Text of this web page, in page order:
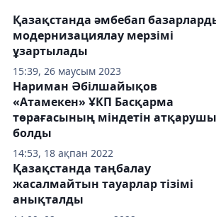
15:39, 26 маусым 2023
Қазақстанда әмбебап
модернизациялау мерзімі
ұзартылады
14:53, 18 ақпан 2022
Нариман Әбілшайықов
«Атамекен» ҰКП Басқарма
төрағасының міндетін атқарушы
болды
Қазақстанда таңбалау
жасалмайтын тауарлар тізімі
анықталды